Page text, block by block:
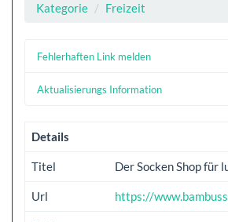
Kategorie Freizeit
Fehlerhaften Link melden
Aktualisierungs Information
Details
Titel Der Socken Shop für
Url https://